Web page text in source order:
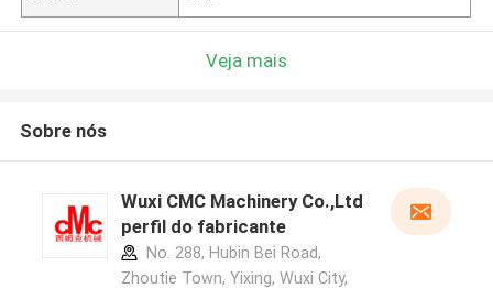
Veja mais
Sobre nós
Wuxi CMC Machinery Co.,Ltd
perfil do fabricante
No. 288, Hubin Bei Road,
Zhoutie Town, Yixing, Wuxi City,